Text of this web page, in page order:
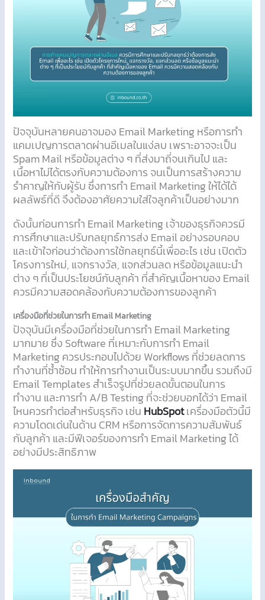
ปัจจุบันหลายคนอาจมอง Email Marketing หรือการทำ
แคมเปญการตลาดผ่านอีเมลในแง่ลบ เพราะอาจจะเป็น
Spam Mail หรือข้อมูลต่าง ๆ ที่ส่งมาถี่จนเกินไป และ
เนื้อหาไม่ได้ตรงกับความต้องการ จนเป็นการสร้างความ
รำคาญให้กับผู้รับ ซึ่งการทำ Email Marketing ให้ได้ได้
ผลลัพธ์ที่ดี จึงต้องอาศัยความใส่ใจลูกค้าเป็นอย่างมาก
ดังนั้นก่อนการทำ Email Marketing เจ้าของธุรกิจควรมี
การศึกษาและปรับกลยุทธ์การส่ง Email อย่างรอบคอบ
และเข้าใจก่อนว่าต้องการใช้กลยุทธ์นี้เพื่ออะไร เช่น เปิดตัว
โครงการใหม่, แจกรางวัล, แจกส่วนลด หรือข้อมูลแนะนำ
ต่าง ๆ ที่เป็นประโยชน์กับลูกค้า ที่สำคัญเนื้อหาของ Email
ควรมีความสอดคล้องกับความต้องการของลูกค้า
เครื่องมือที่ช่วยในการทำ Email Marketing
ปัจจุบันมีเครื่องมือที่ช่วยในการทำ Email Marketing
มากมาย ซึ่ง Software ที่เหมาะกับการทำ Email
Marketing ควรประกอบไปด้วย Workflows ที่ช่วยลดการ
ทำงานที่ซ้ำซ้อน ทำให้การทำงานเป็นระบบมากขึ้น รวมถึงมี
Email Templates สำเร็จรูปที่ช่วยลดขั้นตอนในการ
ทำงาน และการทำ A/B Testing ที่จะช่วยบอกได้ว่า Email
ไหนควรทำต่อสำหรับธุรกิจ เช่น HubSpotเครื่องมือตัวนี้มี
ความโดดเด่นในด้าน CRM หรือการจัดการความสัมพันธ์
กับลูกค้า และมีฟีเจอร์ของการทำ Email Marketing ได้
อย่างมีประสิทธิภาพ